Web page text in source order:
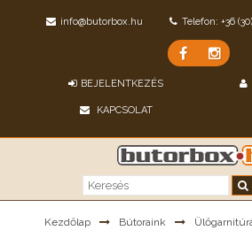
info@butorbox.hu Telefon: +36
BEJELENTKEZÉS
KAPCSOLAT
Kezdőlap Bútoraink